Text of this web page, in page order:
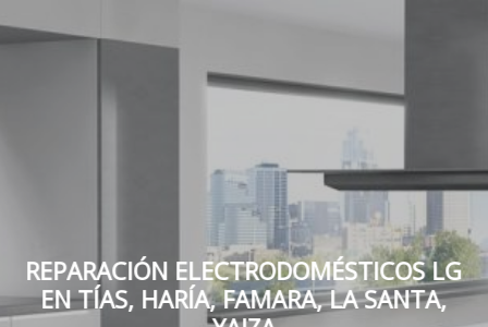
REPARACIÓN ELECTRODOMÉSTICOS LG
EN TÍAS, HARÍA, FAMARA, LA SANTA,